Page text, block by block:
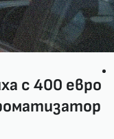
с 400 евро